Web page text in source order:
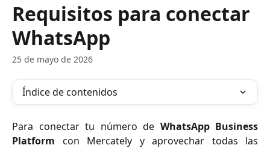
Requisitos para conectar
WhatsApp
25 de mayo de 2026
Índice de contenidos
Para conectar tu número de WhatsApp Business
Platform con Mercately y aprovechar todas las